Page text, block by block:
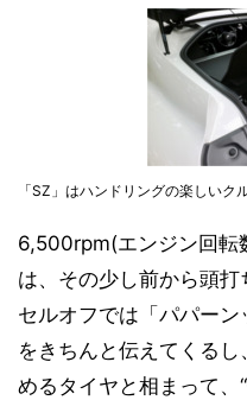
「SZ」はハンドリングの楽しいク
6,500rpm(エンジン回転
は、その少し前から頭
セルオフでは「パパー
をきちんと伝えてくる
めるタイヤと相まって、